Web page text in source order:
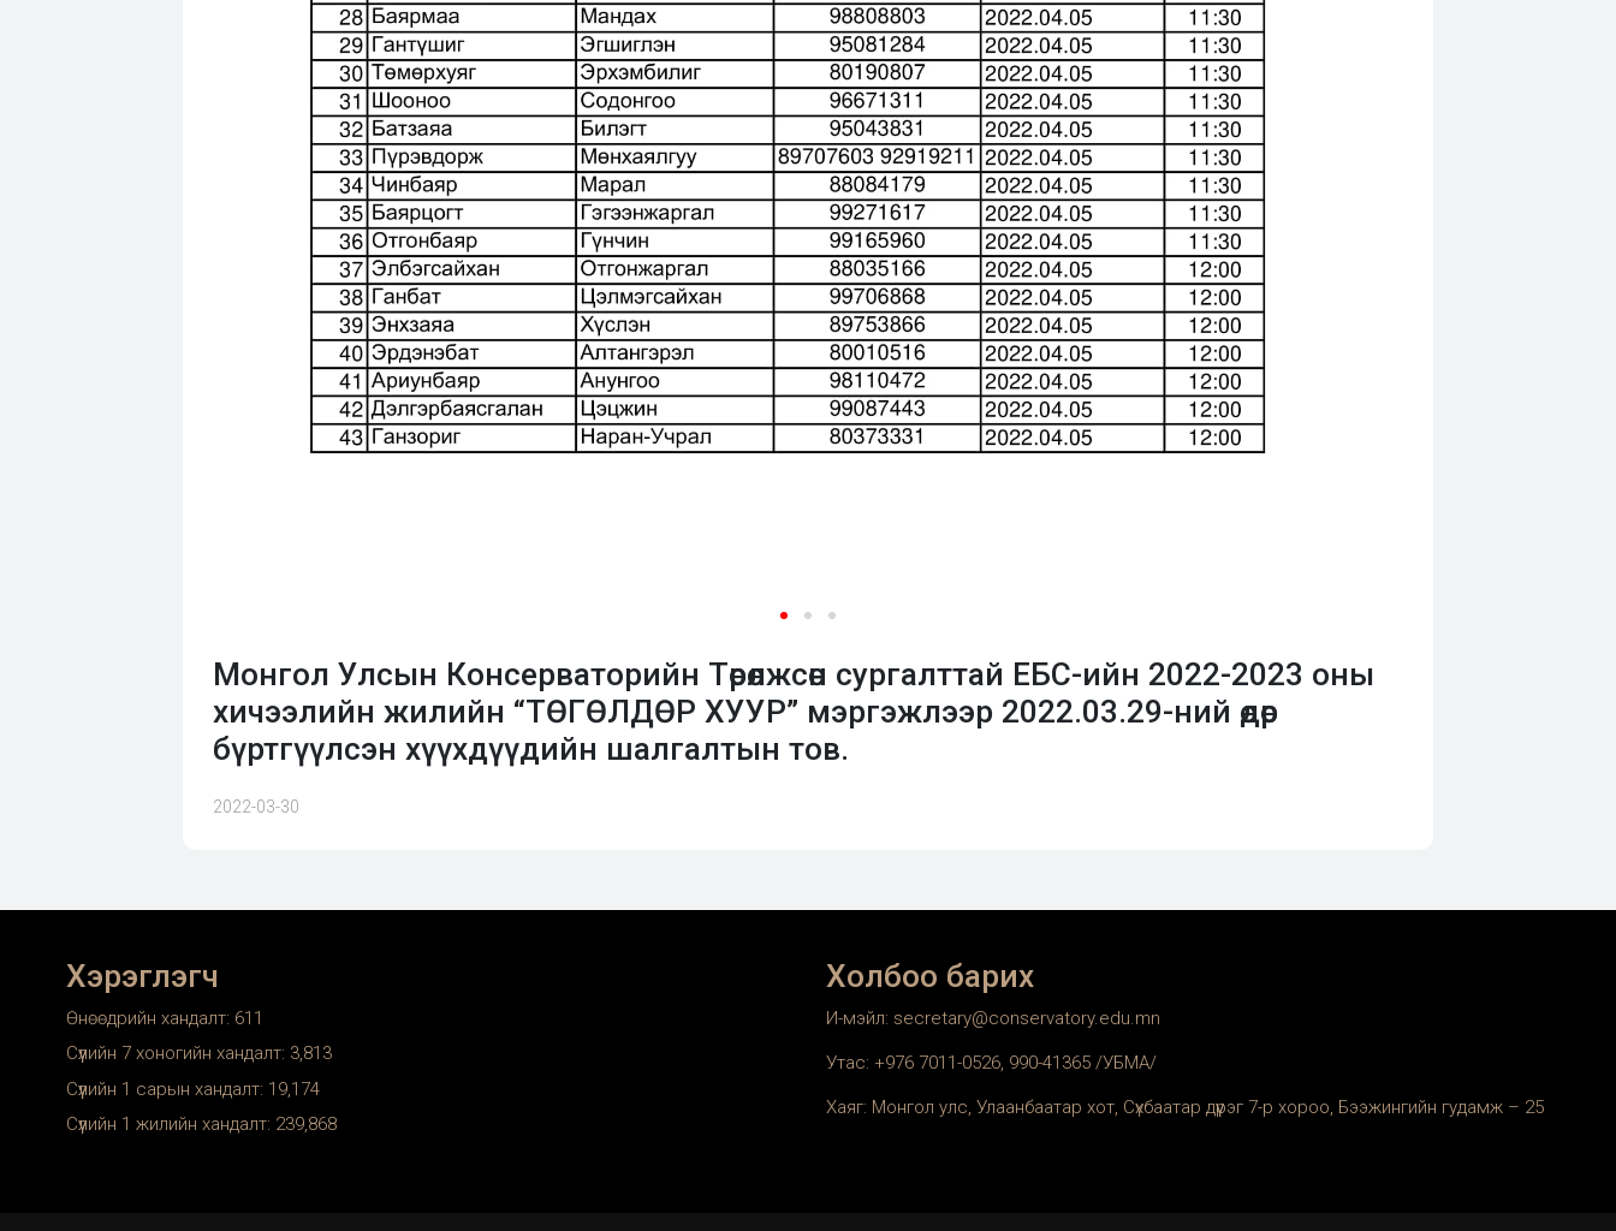
Монгол Улсын Консерваторийн Төрөлжсөн сургалттай ЕБС-ийн 2022-2023 оны
хичээлийн жилийн “ТӨГӨЛДӨР ХУУР” мэргэжлээр 2022.03.29-ний өдөр
бүртгүүлсэн хүүхдүүдийн шалгалтын тов.
2022-03-30
Хэрэглэгч
Өнөөдрийн хандалт: 611
Сүүлийн 7 хоногийн хандалт: 3,813
Сүүлийн 1 сарын хандалт: 19,174
Сүүлийн 1 жилийн хандалт: 239,868
Холбоо барих
И-мэйл: secretary@conservatory.edu.mn
Утас: +976 7011-0526, 990-41365 /УБМА/
Хаяг: Монгол улс, Улаанбаатар хот, Сүхбаатар дүүрэг 7-р хороо, Бээжингийн гудамж – 25